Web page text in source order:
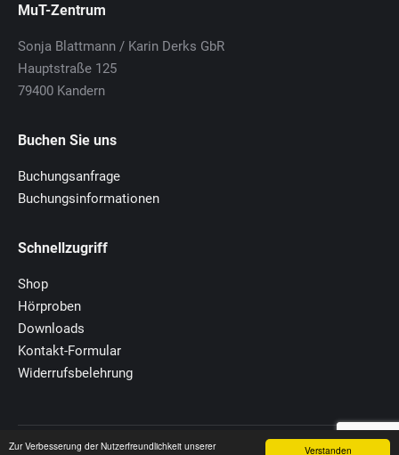
Verstanden
Zur Verbesserung der Nutzerfreundlichkeit unserer
MuT-Zentrum
Sonja Blattmann / Karin Derks GbR
Hauptstraße 125
79400 Kandern
Buchen Sie uns
Buchungsanfrage
Buchungsinformationen
Schnellzugriff
Shop
Hörproben
Downloads
Kontakt-Formular
Widerrufsbelehrung
© 2020 MuT-Zentrum